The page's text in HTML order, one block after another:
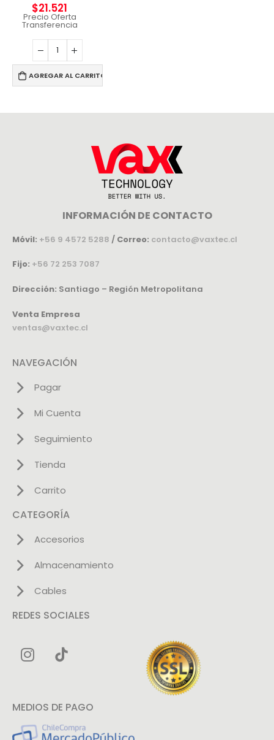
$21.521
Precio Oferta
Transferencia
AGREGAR AL CARRITO
INFORMACIÓN DE CONTACTO
Móvil: +56 9 4572 5288 / Correo: contacto@vaxtec.cl
Fijo: +56 72 253 7087
Dirección: Santiago – Región Metropolitana
Venta Empresa
ventas@vaxtec.cl
NAVEGACIÓN
Pagar
Mi Cuenta
Seguimiento
Tienda
Carrito
CATEGORÍA
Accesorios
Almacenamiento
Cables
REDES SOCIALES
MEDIOS DE PAGO